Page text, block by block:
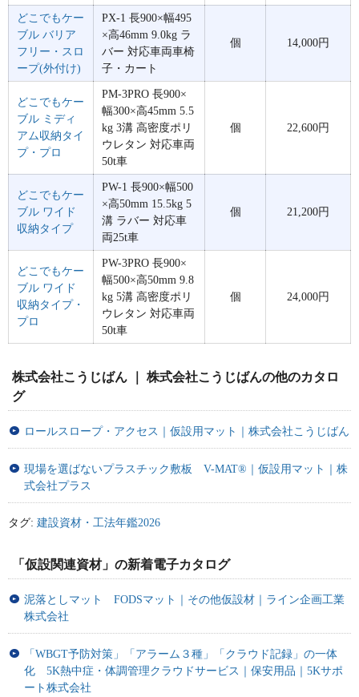
どこでもケー
ブル バリア
フリー・スロ
ープ(外付け)
PX-1 長900×幅495
×高46mm 9.0kg ラ
バー 対応車両車椅
子・カート
個 14,000円
どこでもケー
ブル ミディ
アム収納タイ
プ・プロ
PM-3PRO 長900×
幅300×高45mm 5.5
kg 3溝 高密度ポリ
ウレタン 対応車両
50t車
個 22,600円
どこでもケー
ブル ワイド
収納タイプ
PW-1 長900×幅500
×高50mm 15.5kg 5
溝 ラバー 対応車
両25t車
個 21,200円
どこでもケー
ブル ワイド
収納タイプ・
プロ
PW-3PRO 長900×
幅500×高50mm 9.8
kg 5溝 高密度ポリ
ウレタン 対応車両
50t車
個 24,000円
株式会社こうじばん ｜ 株式会社こうじばんの他のカタロ
グ
ロールスロープ・アクセス｜仮設用マット｜株式会社こうじばん
現場を選ばないプラスチック敷板 V-MAT®｜仮設用マット｜株
式会社プラス
タグ: 建設資材・工法年鑑2026
「仮設関連資材」の新着電子カタログ
泥落としマット FODSマット｜その他仮設材｜ライン企画工業
株式会社
「WBGT予防対策」「アラーム３種」「クラウド記録」の一体
化 5K熱中症・体調管理クラウドサービス｜保安用品｜5Kサポ
ート株式会社